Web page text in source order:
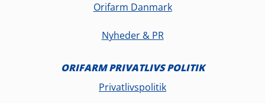
Orifarm Danmark
Nyheder & PR
ORIFARM PRIVATLIVS POLITIK
Privatlivspolitik